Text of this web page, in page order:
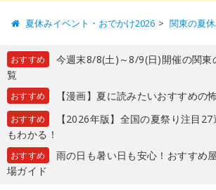
夏休みイベント・おでかけ2026 関東の夏
おすすめ
今週末8/8(土)～8/9(日)開催の関東
覧
おすすめ 【漫画】夏に読みたいおすすめの
おすすめ
【2026年版】全国の夏祭り注目
もわかる！
おすすめ
雨の日も暑い日も安心！おすすめ
場ガイド